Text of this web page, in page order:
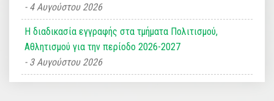
4 Αυγούστου 2026
Η διαδικασία εγγραφής στα τμήματα Πολιτισμού,
Αθλητισμού για την περίοδο 2026-2027
3 Αυγούστου 2026